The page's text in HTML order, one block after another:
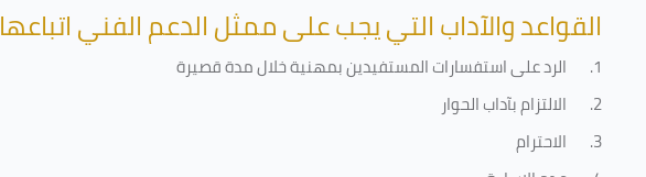
القواعد والآداب التي يجب على ممثل الدعم الفني اتباعها
1.
الرد على استفسارات المستفيدين بمهنية خلال مدة قصيرة
2.
الالتزام بآداب الحوار
3.
الاحترام